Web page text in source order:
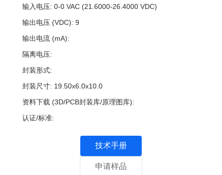
输入电压: 0-0 VAC (21.6000-26.4000 VDC)
输出电压 (VDC): 9
输出电流 (mA):
隔离电压:
封装形式:
封装尺寸: 19.50x6.0x10.0
资料下载 (3D/PCB封装库/原理图库):
认证/标准:
技术手册
申请样品